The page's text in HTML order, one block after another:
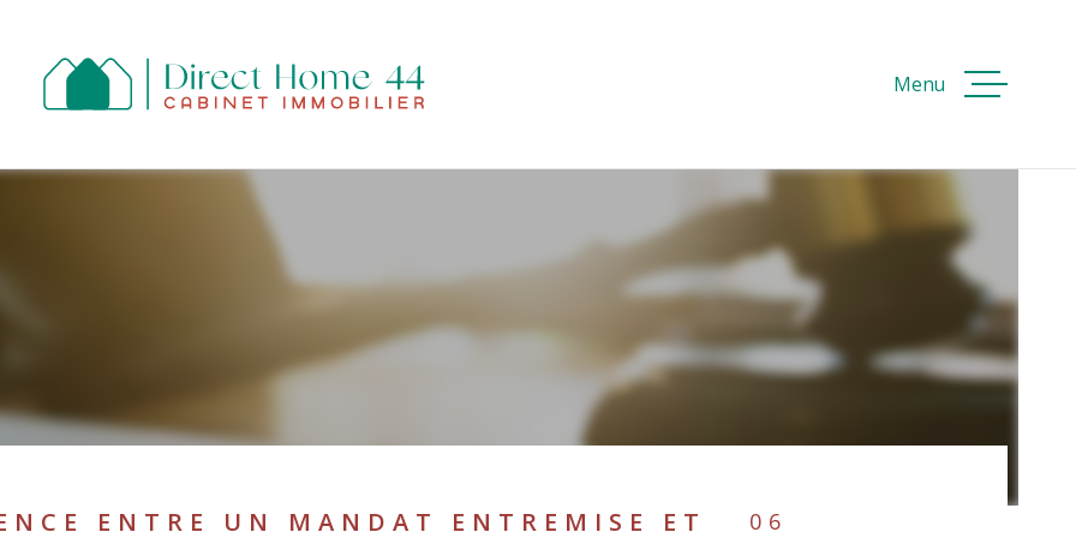
VENDRE
LOUER
Menu
ANNONCES
RÉINITIALISER LES FILTRES
ENTRE UN MANDAT ENTREMISE ET
06